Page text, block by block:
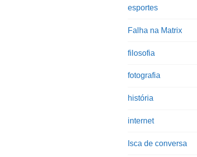
esportes
Falha na Matrix
filosofia
fotografia
história
internet
Isca de conversa